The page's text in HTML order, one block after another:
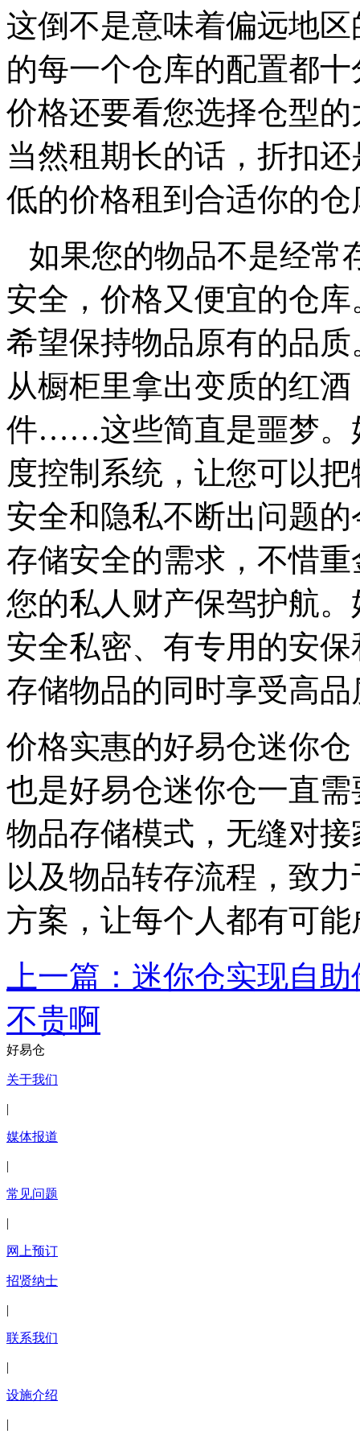
这倒不是意味着偏远地
的每一个仓库的配置都
价格还要看您选择仓型
当然租期长的话，折扣
低的价格租到合适你的仓
如果您的物品不是经常
安全，价格又便宜的仓
希望保持物品原有的品
从橱柜里拿出变质的红
件……这些简直是噩梦。
度控制系统，让您可以
安全和隐私不断出问题
存储安全的需求，不惜
您的私人财产保驾护航
安全私密、有专用的安
存储物品的同时享受高
价格实惠的好易仓迷你
也是好易仓迷你仓一直
物品存储模式，无缝对
以及物品转存流程，致
方案，让每个人都有可
上一篇：迷你仓实现自
不贵啊
好易仓
关于我们
|
媒体报道
|
常见问题
|
网上预订
招贤纳士
|
联系我们
|
设施介绍
|